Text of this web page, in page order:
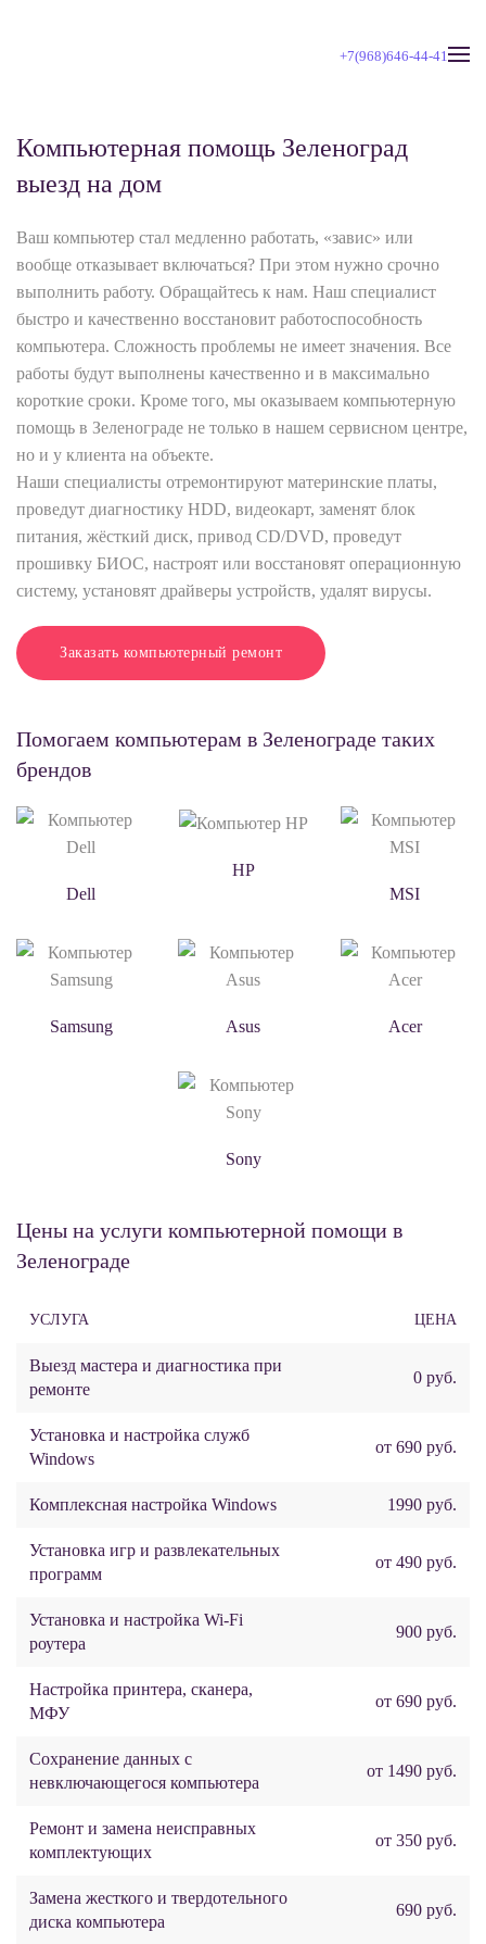
+7(968)646-44-41
Компьютерная помощь Зеленоград
выезд на дом
Ваш компьютер стал медленно работать, «завис» или
вообще отказывает включаться? При этом нужно срочно
выполнить работу. Обращайтесь к нам. Наш специалист
быстро и качественно восстановит работоспособность
компьютера. Сложность проблемы не имеет значения. Все
работы будут выполнены качественно и в максимально
короткие сроки. Кроме того, мы оказываем компьютерную
помощь в Зеленограде не только в нашем сервисном центре,
но и у клиента на объекте.
Наши специалисты отремонтируют материнские платы,
проведут диагностику HDD, видеокарт, заменят блок
питания, жёсткий диск, привод CD/DVD, проведут
прошивку БИОС, настроят или восстановят операционную
систему, установят драйверы устройств, удалят вирусы.
Заказать компьютерный ремонт
Помогаем компьютерам в Зеленограде таких
брендов
Dell
HP
MSI
Samsung Asus Acer
Sony
Цены на услуги компьютерной помощи в
Зеленограде
УСЛУГА ЦЕНА
Выезд мастера и диагностика при
ремонте
0 руб.
Установка и настройка служб
Windows
от 690 руб.
Комплексная настройка Windows 1990 руб.
Установка игр и развлекательных
программ
от 490 руб.
Установка и настройка Wi-Fi
роутера
900 руб.
Настройка принтера, сканера,
МФУ
от 690 руб.
Сохранение данных с
невключающегося компьютера
от 1490 руб.
Ремонт и замена неисправных
комплектующих
от 350 руб.
Замена жесткого и твердотельного
диска компьютера
690 руб.